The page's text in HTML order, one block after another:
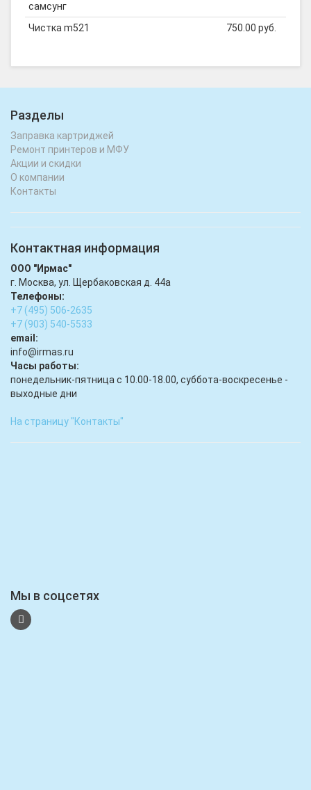
самсунг
Чистка m521 750.00 руб.
Разделы
Заправка картриджей
Ремонт принтеров и МФУ
Акции и скидки
О компании
Контакты
Контактная информация
ООО "Ирмас"
г. Москва, ул. Щербаковская д. 44а
Телефоны:
+7 (495) 506-2635
+7 (903) 540-5533
email:
infо@irmas.ru
Часы работы:
понедельник-пятница с 10.00-18.00, суббота-воскресенье -
выходные дни
На страницу "Контакты"
Мы в соцсетях